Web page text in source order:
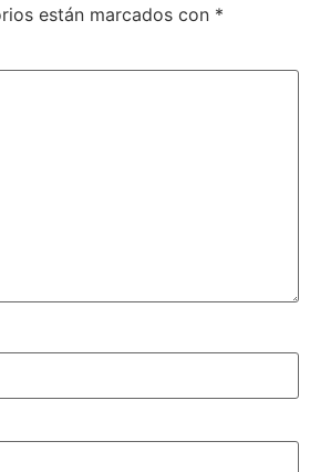
están marcados con *